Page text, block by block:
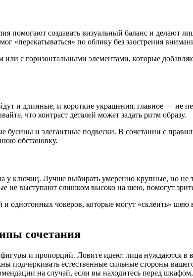
помогают создавать визуальный баланс и делают
«перекатываться» по облику без заострения
с горизонтальными элементами, которые
и длинные, и короткие украшения, главное — не
что контраст деталей может задать ритм образу.
и элегантные подвески. В сочетании с
обстановку.
у ключиц. Лучше выбирать умеренно крупные, но не
не выступают слишком высоко на шею, помогут
и однотонных чокеров, которые могут «склеить»
сочетания
и пропорций. Ловите идею: лица нуждаются в
естественные сильные стороны
на случай, если вы находитесь перед шкафом,